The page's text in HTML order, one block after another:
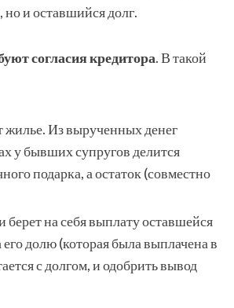
но и оставшийся долг.
согласия кредитора. В такой
жилье. Из вырученных денег
у бывших супругов делится
подарка, а остаток (совместно
берет на себя выплату оставшейся
долю (которая была выплачена в
с долгом, и одобрить вывод